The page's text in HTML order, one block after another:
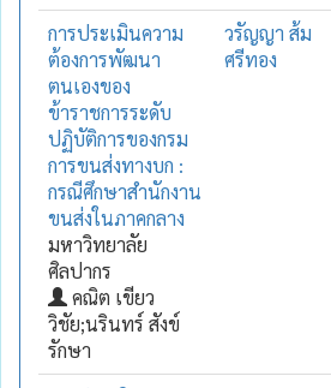
การประเมินความ
ต้องการพัฒนา
ตนเองของ
ข้าราชการระดับ
ปฏิบัติการของกรม
การขนส่งทางบก :
กรณีศึกษาสำนักงาน
ขนส่งในภาคกลาง
มหาวิทยาลัย
ศิลปากร
คณิต เขียว
วิชัย;นรินทร์ สังข์
รักษา
วรัญญา ส้ม
ศรีทอง